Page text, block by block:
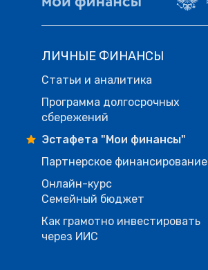
ЛИЧНЫЕ ФИНАНСЫ
Статьи и аналитика
Программа долгосрочных
сбережений
Эстафета "Мои финансы"
Партнерское финансирование
Онлайн-курс
Семейный бюджет
Как грамотно инвестировать
через ИИС